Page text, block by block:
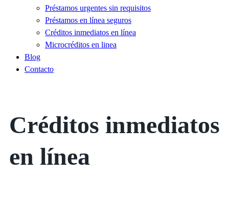
Préstamos urgentes sin requisitos
Préstamos en línea seguros
Créditos inmediatos en línea
Microcréditos en linea
Blog
Contacto
Créditos inmediatos
en línea